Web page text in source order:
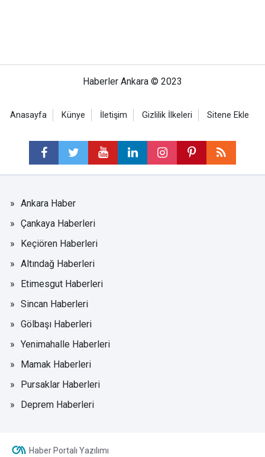
Haberler Ankara © 2023
Anasayfa Künye İletişim Gizlilik İlkeleri Sitene Ekle
Ankara Haber
Çankaya Haberleri
Keçiören Haberleri
Altındağ Haberleri
Etimesgut Haberleri
Sincan Haberleri
Gölbaşı Haberleri
Yenimahalle Haberleri
Mamak Haberleri
Pursaklar Haberleri
Deprem Haberleri
Haber Portalı Yazılımı